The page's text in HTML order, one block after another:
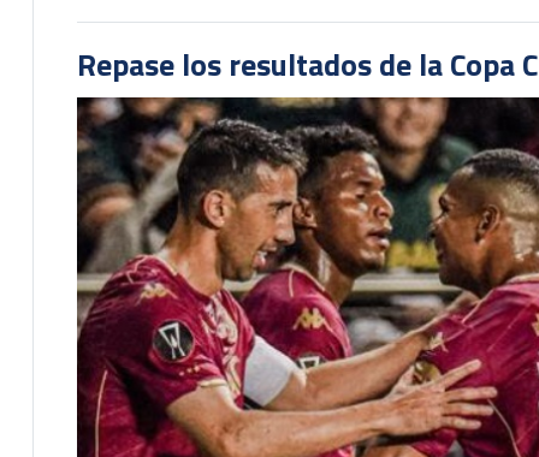
Repase los resultados de la Copa